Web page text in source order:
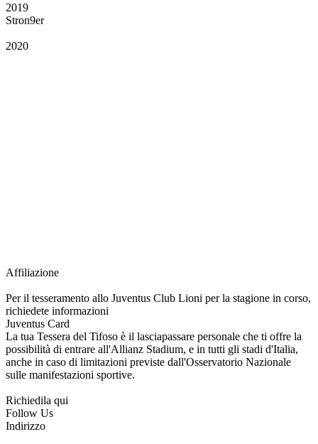
2019
Stron9er
2020
Affiliazione
Per il tesseramento allo Juventus Club Lioni per la stagione in corso,
richiedete informazioni
Juventus Card
La tua Tessera del Tifoso è il lasciapassare personale che ti offre la
possibilità di entrare all'Allianz Stadium, e in tutti gli stadi d'Italia,
anche in caso di limitazioni previste dall'Osservatorio Nazionale
sulle manifestazioni sportive.
Richiedila qui
Follow Us
Indirizzo